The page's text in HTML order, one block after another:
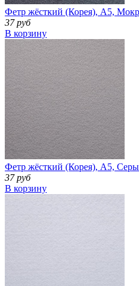
Фетр жёсткий (Корея), А5,
37 руб
В корзину
Фетр жёсткий (Корея), А5,
37 руб
В корзину